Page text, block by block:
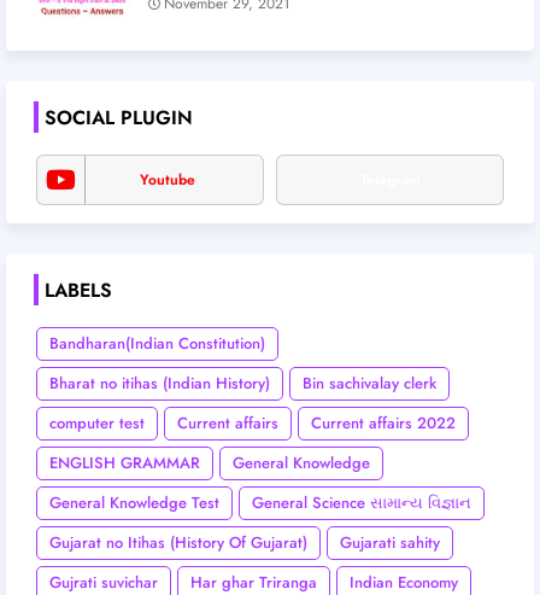
SOCIAL PLUGIN
Youtube
LABELS
Bandharan(Indian Constitution)
Bharat no itihas (Indian History)
Bin sachivalay clerk
computer test
Current affairs
Current affairs 2022
ENGLISH GRAMMAR
General Knowledge
General Knowledge Test
General Science સામાન્ય વિજ્ઞાન
Gujarat no Itihas (History Of Gujarat)
Gujarati sahity
Gujrati suvichar
Har ghar Triranga
Indian Economy